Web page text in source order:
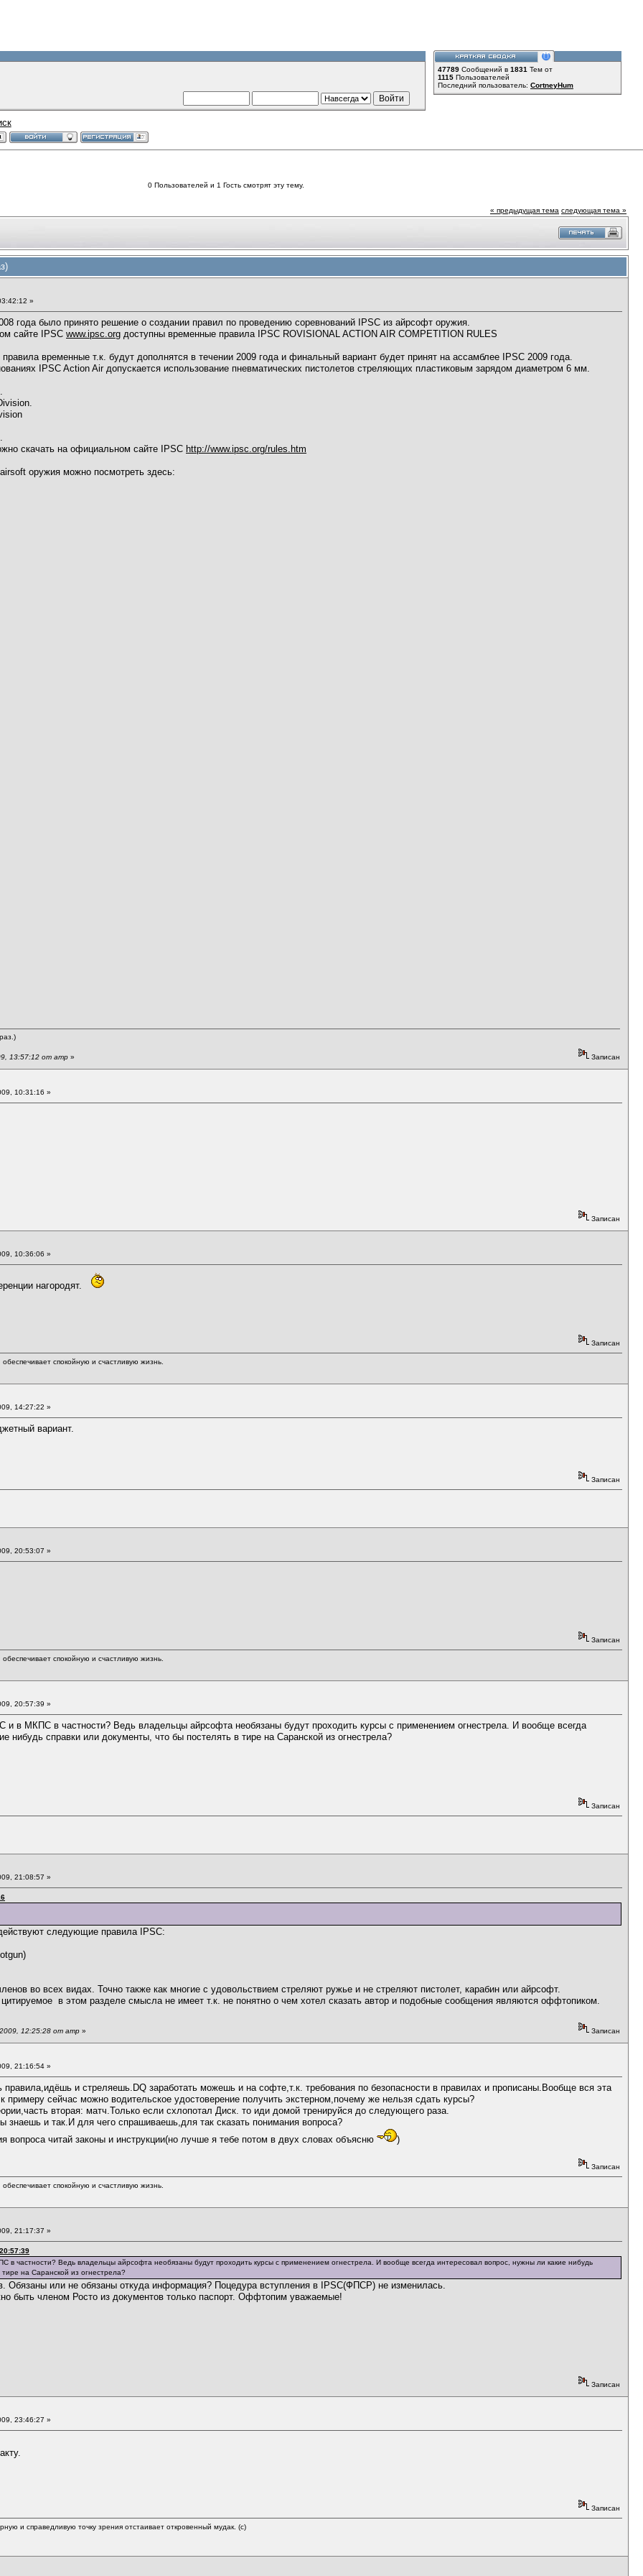
47789 Сообщений в 1831 Тем от
1115 Пользователей
Последний пользователь: CortneyHum
0 Пользователей и 1 Гость смотрят эту тему.
« предыдущая тема следующая тема »
»
года было принято решение о создании правил по проведению соревнований IPSC из айрсофт оружия.
сайте IPSC www.ipsc.org доступны временные правила IPSC ROVISIONAL ACTION AIR COMPETITION RULES
временные т.к. будут дополнятся в течении 2009 года и финальный вариант будет принят на ассамблее IPSC 2009 года.
IPSC Action Air допускается использование пневматических пистолетов стреляющих пластиковым зарядом диаметром 6 мм.
скачать на официальном сайте IPSC http://www.ipsc.org/rules.htm
оружия можно посмотреть здесь:
13:57:12 от amp » Записан
10:31:16 »
Записан
10:36:06 »
нагородят.
Записан
спокойную и счастливую жизнь.
14:27:22 »
вариант.
Записан
20:53:07 »
Записан
спокойную и счастливую жизнь.
20:57:39 »
и в МКПС в частности? Ведь владельцы айрсофта необязаны будут проходить курсы с применением огнестрела. И вообще всегда
нибудь справки или документы, что бы постелять в тире на Саранской из огнестрела?
Записан
21:08:57 »
следующие правила IPSC:
во всех видах. Точно также как многие с удовольствием стреляют ружье и не стреляют пистолет, карабин или айрсофт.
в этом разделе смысла не имеет т.к. не понятно о чем хотел сказать автор и подобные сообщения являются оффтопиком.
12:25:28 от amp » Записан
21:16:54 »
правила,идёшь и стреляешь.DQ заработать можешь и на софте,т.к. требования по безопасности в правилах и прописаны.Вообще вся эта
примеру сейчас можно водительское удостоверение получить экстерном,почему же нельзя сдать курсы?
вторая: матч.Только если схлопотал Диск. то иди домой тренируйся до следующего раза.
знаешь и так.И для чего спрашиваешь,для так сказать понимания вопроса?
вопроса читай законы и инструкции(но лучше я тебе потом в двух словах объясню
)
Записан
спокойную и счастливую жизнь.
21:17:37 »
в частности? Ведь владельцы айрсофта необязаны будут проходить курсы с применением огнестрела. И вообще всегда интересовал вопрос, нужны ли какие нибудь
на Саранской из огнестрела?
Обязаны или не обязаны откуда информация? Поцедура вступления в IPSC(ФПСР) не изменилась.
быть членом Росто из документов только паспорт. Оффтопим уважаемые!
Записан
23:46:27 »
Записан
и справедливую точку зрения отстаивает откровенный мудак. (c)